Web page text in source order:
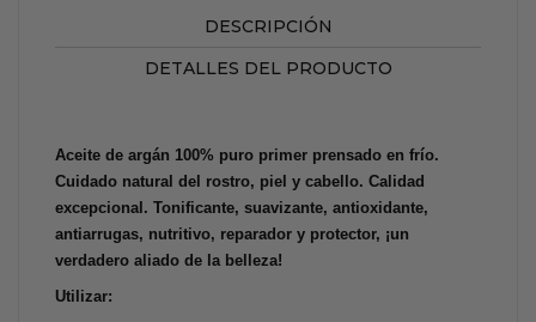
DESCRIPCIÓN
DETALLES DEL PRODUCTO
Aceite de argán 100% puro primer prensado en frío.
Cuidado natural del rostro, piel y cabello. Calidad
excepcional. Tonificante, suavizante, antioxidante,
antiarrugas, nutritivo, reparador y protector, ¡un
verdadero aliado de la belleza!
Utilizar: